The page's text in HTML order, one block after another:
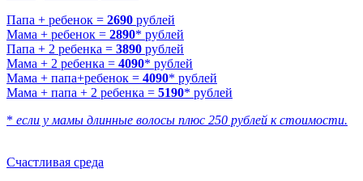
Папа + ребенок = 2690 рублей
Мама + ребенок = 2890* рублей
Папа + 2 ребенка = 3890 рублей
Мама + 2 ребенка = 4090* рублей
Мама + папа+ребенок = 4090* рублей
Мама + папа + 2 ребенка = 5190* рублей
* если у мамы длинные волосы плюс 250 рублей к стоимости.
Счастливая среда